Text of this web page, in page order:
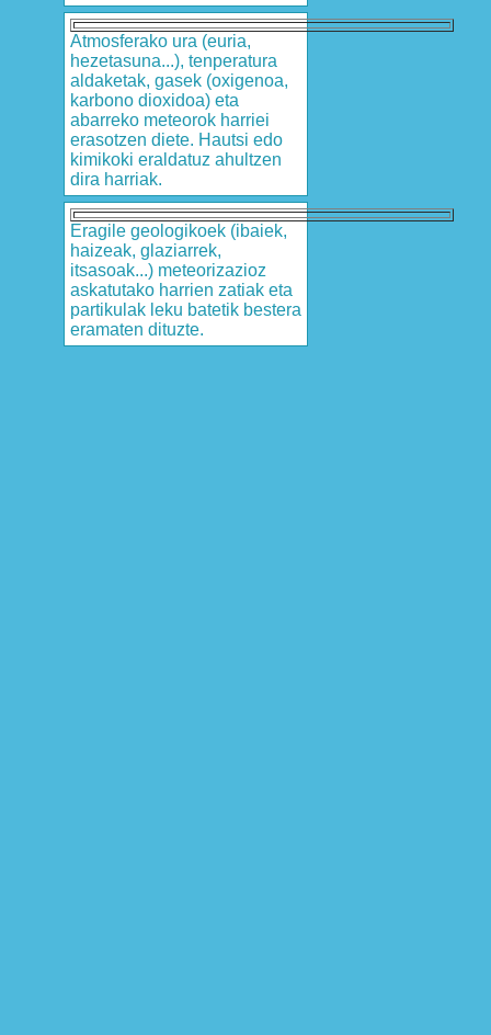
Atmosferako ura (euria,
hezetasuna...), tenperatura
aldaketak, gasek (oxigenoa,
karbono dioxidoa) eta
abarreko meteorok harriei
erasotzen diete. Hautsi edo
kimikoki eraldatuz ahultzen
dira harriak.
Eragile geologikoek (ibaiek,
haizeak, glaziarrek,
itsasoak...) meteorizazioz
askatutako harrien zatiak eta
partikulak leku batetik bestera
eramaten dituzte.